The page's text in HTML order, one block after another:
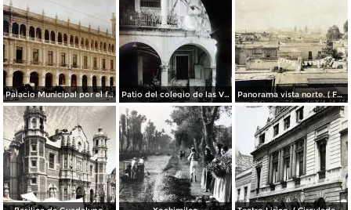
Palacio Municipal por el fotografo Hugo Brehme.. Patio del colegio de las Vizcainas por el fotografo Hugo Brehme. Panorama vista norte. ( Fechada el 20 de Junio de 1905 ).